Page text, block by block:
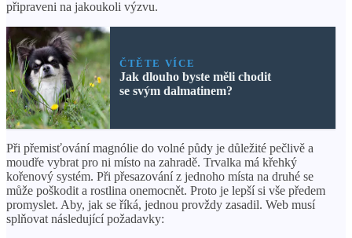
připraveni na jakoukoli výzvu.
ČTĚTE VÍCE
Jak dlouho byste měli chodit
se svým dalmatinem?
Při přemisťování magnólie do volné půdy je důležité pečlivě a
moudře vybrat pro ni místo na zahradě. Trvalka má křehký
kořenový systém. Při přesazování z jednoho místa na druhé se
může poškodit a rostlina onemocnět. Proto je lepší si vše předem
promyslet. Aby, jak se říká, jednou provždy zasadil. Web musí
splňovat následující požadavky: